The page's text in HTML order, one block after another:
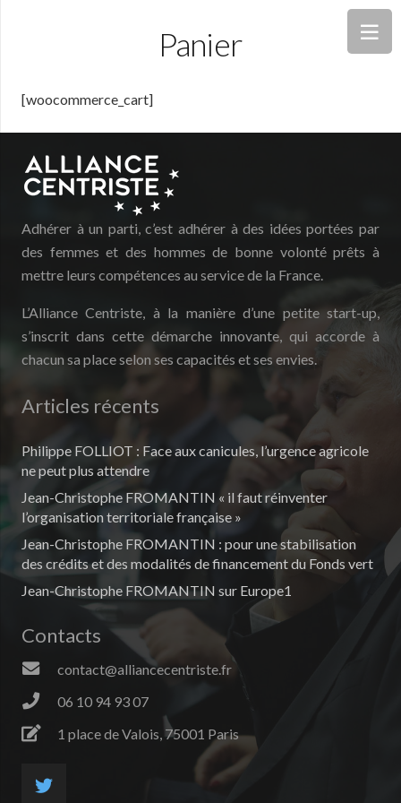
Panier
[woocommerce_cart]
Adhérer à un parti, c’est adhérer à des idées portées par
des femmes et des hommes de bonne volonté prêts à
mettre leurs compétences au service de la France.
L’Alliance Centriste, à la manière d’une petite start-up,
s’inscrit dans cette démarche innovante, qui accorde à
chacun sa place selon ses capacités et ses envies.
Articles récents
Philippe FOLLIOT : Face aux canicules, l’urgence agricole
ne peut plus attendre
Jean-Christophe FROMANTIN « il faut réinventer
l’organisation territoriale française »
Jean-Christophe FROMANTIN : pour une stabilisation
des crédits et des modalités de financement du Fonds vert
Jean-Christophe FROMANTIN sur Europe1
Contacts
contact@alliancecentriste.fr
06 10 94 93 07
1 place de Valois, 75001 Paris